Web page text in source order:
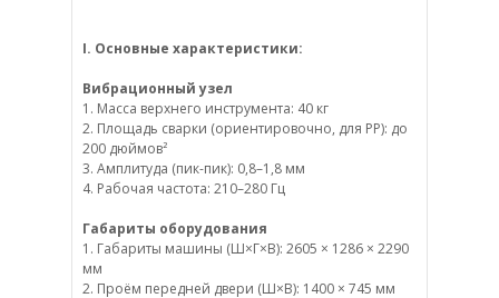
I. Основные характеристики:
Вибрационный узел
1. Масса верхнего инструмента: 40 кг
2. Площадь сварки (ориентировочно, для PP): до
200 дюймов²
3. Амплитуда (пик-пик): 0,8–1,8 мм
4. Рабочая частота: 210–280 Гц
Габариты оборудования
1. Габариты машины (Ш×Г×В): 2605 × 1286 × 2290
мм
2. Проём передней двери (Ш×В): 1400 × 745 мм